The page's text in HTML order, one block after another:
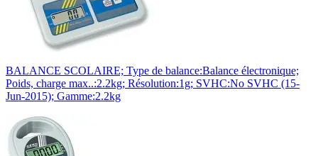
BALANCE SCOLAIRE; Type de balance:Balance électronique;
Poids, charge max..:2.2kg; Résolution:1g; SVHC:No SVHC (15-
Jun-2015); Gamme:2.2kg